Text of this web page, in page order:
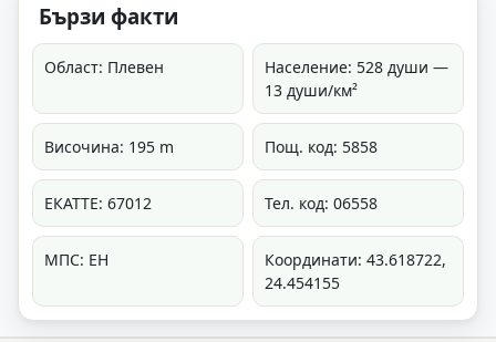
Бързи факти
Област: Плевен
Население: 528 души —
13 души/км²
Височина: 195 m Пощ. код: 5858
ЕКАТТЕ: 67012 Тел. код: 06558
МПС: ЕН
Координати: 43.618722,
24.454155